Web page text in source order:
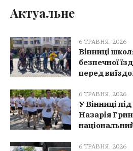
Актуальне
6 ТРАВНЯ, 2026
Вінниці
безпечної
перед
6 ТРАВНЯ, 2026
У Вінниці під
Назарія
6 ТРАВНЯ, 2026